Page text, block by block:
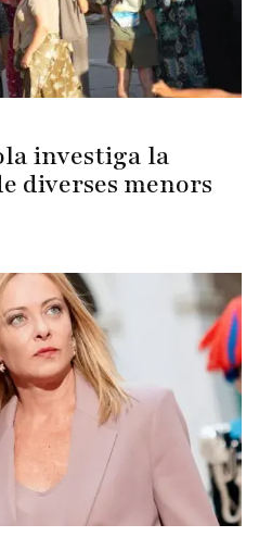
investiga la
diverses menors